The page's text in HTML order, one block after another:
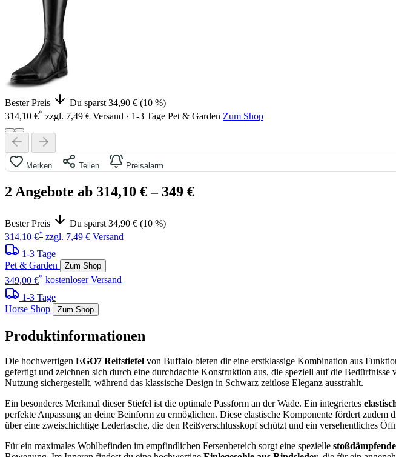
Bester Preis
Du sparst 34,90 € (10 %)
314,10 €* zzgl. 7,49 € Versand · 1-3 Tage Pet & Garden Zum Shop
Merken Teilen Preisalarm
2 Angebote ab 314,10 €– 349 €
Bester Preis
Du sparst 34,90 € (10 %)
314,10 €* zzgl. 7,49 € Versand
1-3 Tage
Pet & Garden
Zum Shop
349,00 €* kostenloser Versand
1-3 Tage
Horse Shop
Zum Shop
Produktinformationen
Die hochwertigen EGO7 Reitstiefel von Buffalo bieten dir eine erstklassige Kombination aus
gefertigt und zeichnen sich durch eine durchdachte Konstruktion aus, die speziell auf die
Nutzung sichergestellt, während das klassische Design in Schwarz zeitlose Eleganz ausstrahlt.
Ein besonderes Merkmal dieser Stiefel ist die optimale Passform an der Wade. Ein integriertes
perfekte Anpassung an deine Beinform zu ermöglichen. Diese elastische Komponente fördert zudem
über eine zweischichtige Lederlasche, die den Reißverschlusskopf schützt und ein versehentliches
Für ein maximales Wohlbefinden im empfindlichen Fersenbereich sorgt eine spezielle